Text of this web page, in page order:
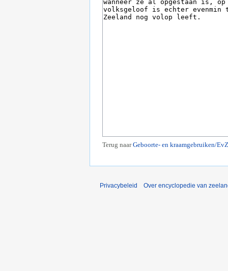
Terug naarGeboorte- en kraamgebruiken/
Privacybeleid Over encyclopedie van